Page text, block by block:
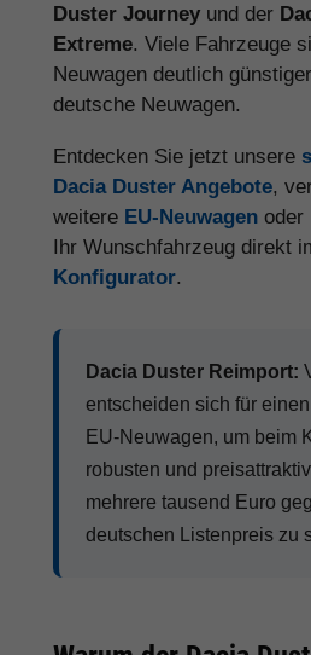
Duster Journey und der
Extreme. Viele Fahrzeuge
Neuwagen deutlich
deutsche Neuwagen.
Entdecken Sie jetzt unsere
Dacia Duster Angebote,
weitere EU-Neuwagen oder
Ihr Wunschfahrzeug direkt
Konfigurator.
Dacia Duster Reimport:
entscheiden sich für
EU-Neuwagen, um beim
robusten und
mehrere tausend Euro
deutschen Listenpreis zu